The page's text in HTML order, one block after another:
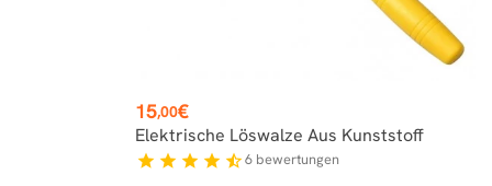
Preis
15,00€
Elektrische Löswalze Aus Kunststoff
star star star star star_half6 bewertungen